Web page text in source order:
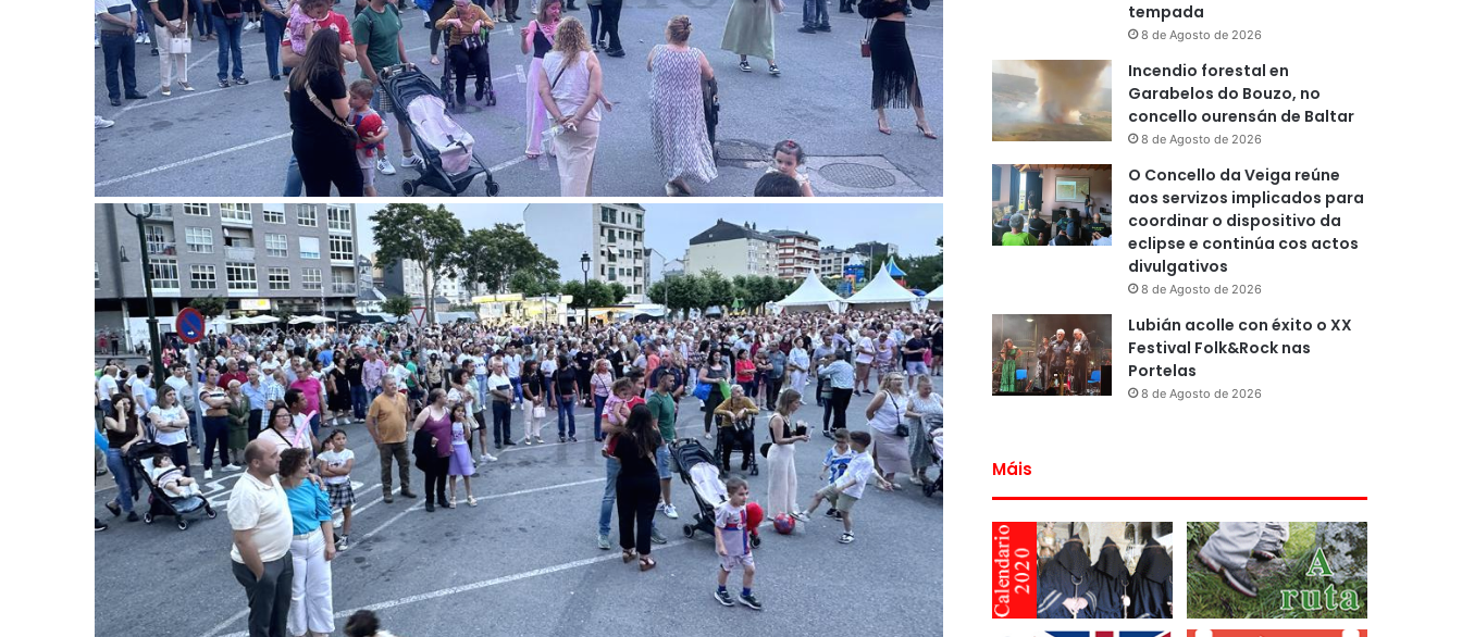
tempada
8 de Agosto de 2026
Incendio forestal en
Garabelos do Bouzo, no
concello ourensán de Baltar
8 de Agosto de 2026
O Concello da Veiga reúne
aos servizos implicados para
coordinar o dispositivo da
eclipse e continúa cos actos
divulgativos
8 de Agosto de 2026
Lubián acolle con éxito o XX
Festival Folk&Rock nas
Portelas
8 de Agosto de 2026
Máis